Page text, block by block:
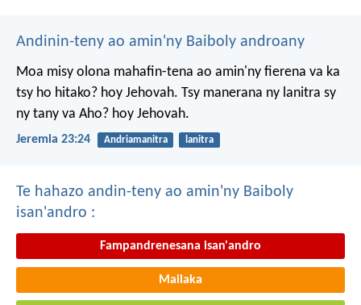
Andinin-teny ao amin'ny Baiboly androany
Moa misy olona mahafin-tena ao amin'ny fierena va ka
tsy ho hitako? hoy Jehovah. Tsy manerana ny lanitra sy
ny tany va Aho? hoy Jehovah.
Jeremia 23:24 Andriamanitra lanitra
Te hahazo andin-teny ao amin'ny Baiboly
isan'andro :
Fampandrenesana isan'andro
Mailaka